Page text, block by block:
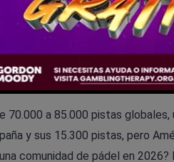
no puedes
70.000 a 85.000 pistas globales,
y sus 15.300 pistas, pero
comunidad de pádel en 2026?